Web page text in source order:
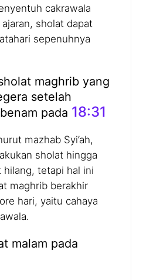
cakrawala
sholat dapat
sepenuhnya
maghrib yang
setelah
pada 18:31
mazhab Syi’ah,
sholat hingga
hilang, tetapi hal ini
maghrib berakhir
hari, yaitu cahaya
malam pada